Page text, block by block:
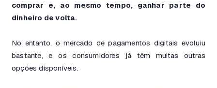
comprar e, ao mesmo tempo, ganhar parte do
dinheiro de volta.
No entanto, o mercado de pagamentos digitais evoluiu
bastante, e os consumidores já têm muitas outras
opções disponíveis.